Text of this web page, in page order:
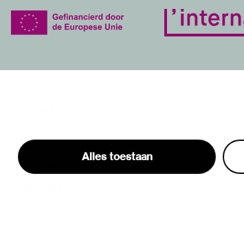
Alles toestaan
privacy & cookies
disclaimer & colofon